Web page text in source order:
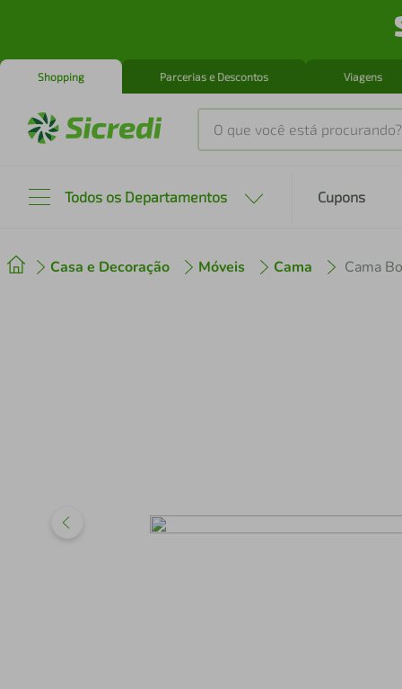
Shopping Parcerias e Descontos Viagens
O que você está procurando?
Todos os Departamentos Cupons
Casa e Decoração Móveis Cama
º cafeteira